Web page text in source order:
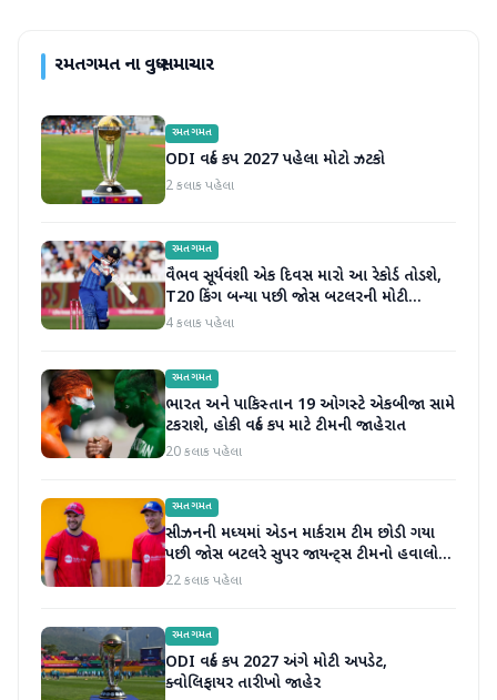
રમતગમતના વધુ સમાચાર
રમતગમત
ODI વર્લ્ડ કપ 2027 પહેલા મોટો ઝટકો
2 કલાક પહેલા
રમતગમત
વૈભવ સૂર્યવંશી એક દિવસ મારો આ રેકોર્ડ તોડશે,
T20 કિંગ બન્યા પછી જોસ બટલરની મોટી
ભવિષ્યવાણી
4 કલાક પહેલા
રમતગમત
ભારત અને પાકિસ્તાન 19 ઓગસ્ટે એકબીજા સામે
ટકરાશે, હોકી વર્લ્ડ કપ માટે ટીમની જાહેરાત
20 કલાક પહેલા
રમતગમત
સીઝનની મધ્યમાં એડન માર્કરામ ટીમ છોડી ગયા
પછી જોસ બટલરે સુપર જાયન્ટ્સ ટીમનો હવાલો
સંભાળ્યો
22 કલાક પહેલા
રમતગમત
ODI વર્લ્ડ કપ 2027 અંગે મોટી અપડેટ,
ક્વોલિફાયર તારીખો જાહેર